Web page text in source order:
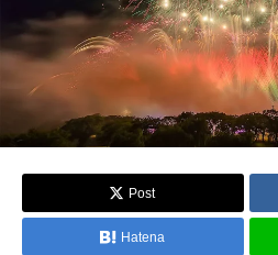
Post
Hatena